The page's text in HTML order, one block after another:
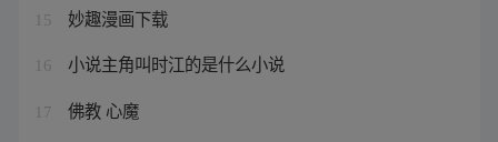
15 妙趣漫画下载
16 小说主角叫时江的是什么小说
17 佛教 心魔